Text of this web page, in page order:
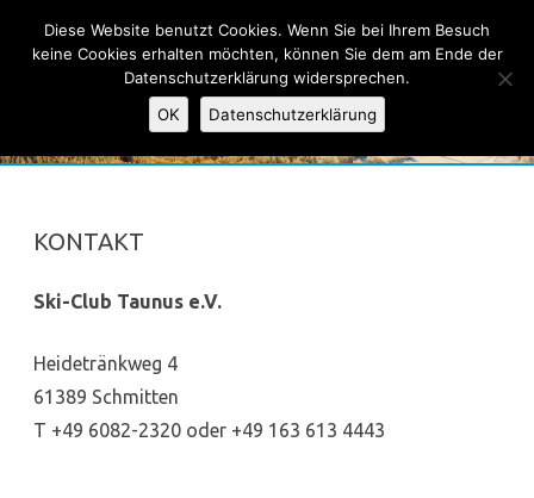
Ski-Club Taunus e.V.
KONTAKT
Ski-Club Taunus e.V.
Heidetränkweg 4
61389 Schmitten
T +49 6082-2320 oder +49 163 613 4443
Diese Website benutzt Cookies. Wenn Sie bei Ihrem Besuch
keine Cookies erhalten möchten, können Sie dem am Ende der
Datenschutzerklärung widersprechen.
OK
Datenschutzerklärung